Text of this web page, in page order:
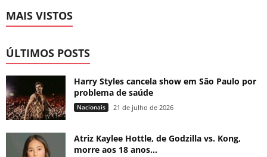
MAIS VISTOS
ÚLTIMOS POSTS
Harry Styles cancela show em São Paulo por
problema de saúde
Nacionais 21 de julho de 2026
Atriz Kaylee Hottle, de Godzilla vs. Kong,
morre aos 18 anos...